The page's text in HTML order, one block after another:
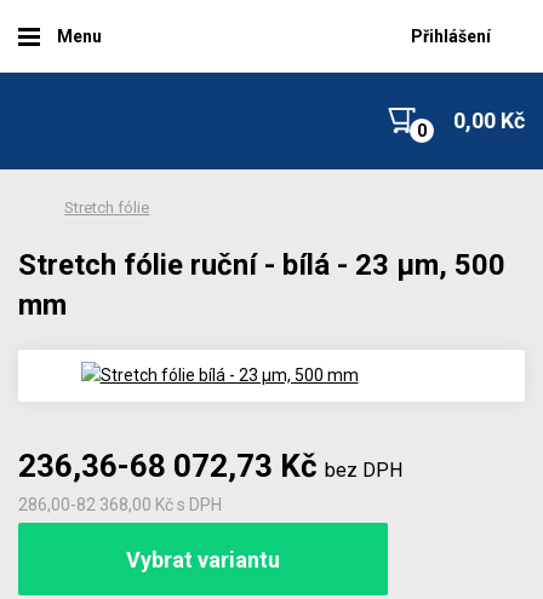
Menu Přihlášení
0,00 Kč
Stretch fólie
Stretch fólie ruční - bílá - 23 µm, 500
mm
236,36-68 072,73 Kčbez DPH
286,00-82 368,00 Kčs DPH
Vybrat variantu